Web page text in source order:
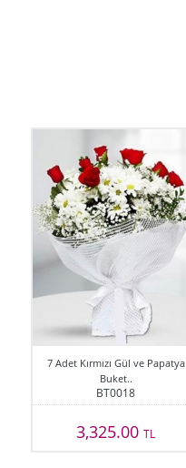
7 Adet Kırmızı Gül ve Papatya
Buket..
BT0018
3,325.00TL